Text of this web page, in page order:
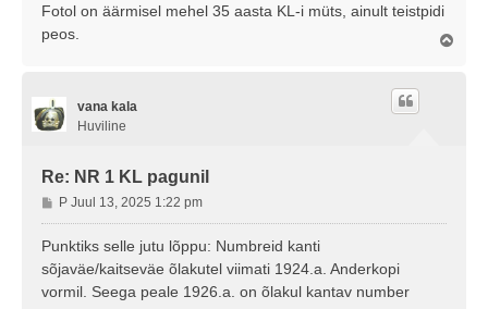
Fotol on äärmisel mehel 35 aasta KL-i müts, ainult teistpidi
peos.
vana kala
Huviline
Re: NR 1 KL pagunil
P
o
s
t
i
t
P Juul 13, 2025 1:22 pm
Punktiks selle jutu lõppu: Numbreid kanti
sõjaväe/kaitseväe õlakutel viimati 1924.a. Anderkopi
vormil. Seega peale 1926.a. on õlakul kantav number